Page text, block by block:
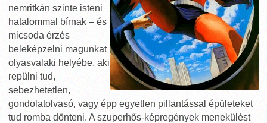
nemritkán szinte isteni
hatalommal bírnak – és
micsoda érzés
beleképzelni magunkat
olyasvalaki helyébe, aki
repülni tud,
sebezhetetlen,
gondolatolvasó, vagy épp egyetlen pillantással épületeket
tud romba dönteni. A szuperhős-képregények menekülést